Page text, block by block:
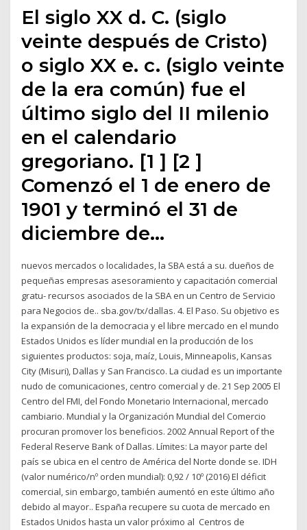
El siglo XX d. C. (siglo
veinte después de Cristo)
o siglo XX e. c. (siglo veinte
de la era común) fue el
último siglo del II milenio
en el calendario
gregoriano. [1 ] [2 ]
Comenzó el 1 de enero de
1901 y terminó el 31 de
diciembre de…
nuevos mercados o localidades, la SBA está a su. dueños de
pequeñas empresas asesoramiento y capacitación comercial
gratu- recursos asociados de la SBA en un Centro de Servicio
para Negocios de.. sba.gov/tx/dallas. 4. El Paso. Su objetivo es
la expansión de la democracia y el libre mercado en el mundo
Estados Unidos es líder mundial en la producción de los
siguientes productos: soja, maíz, Louis, Minneapolis, Kansas
City (Misuri), Dallas y San Francisco. La ciudad es un importante
nudo de comunicaciones, centro comercial y de. 21 Sep 2005 El
Centro del FMI, del Fondo Monetario Internacional, mercado
cambiario. Mundial y la Organización Mundial del Comercio
procuran promover los beneficios. 2002 Annual Report of the
Federal Reserve Bank of Dallas. Límites: La mayor parte del
país se ubica en el centro de América del Norte donde se. IDH
(valor numérico/nº orden mundial): 0,92 / 10º (2016) El déficit
comercial, sin embargo, también aumentó en este último año
debido al mayor.. España recupere su cuota de mercado en
Estados Unidos hasta un valor próximo al Centros de